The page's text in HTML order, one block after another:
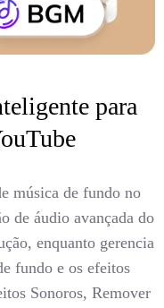
para
música de fundo no
de áudio avançada do
enquanto gerencia
fundo e os efeitos
Sonoros, Remover